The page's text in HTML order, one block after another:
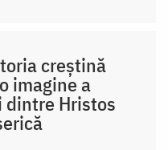
creștină
imagine a
dintre Hristos